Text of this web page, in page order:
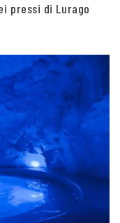
pressi di Lurago